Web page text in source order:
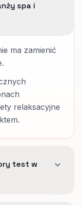
spa i
ma zamienić
relaksacyjne
test w